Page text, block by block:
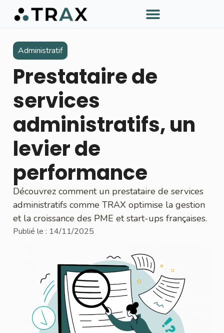
Administratif
Prestataire de
services
administratifs, un
levier de
performance
Découvrez comment un prestataire de services
administratifs comme TRAX optimise la gestion
et la croissance des PME et start-ups françaises.
Publié le : 14/11/2025